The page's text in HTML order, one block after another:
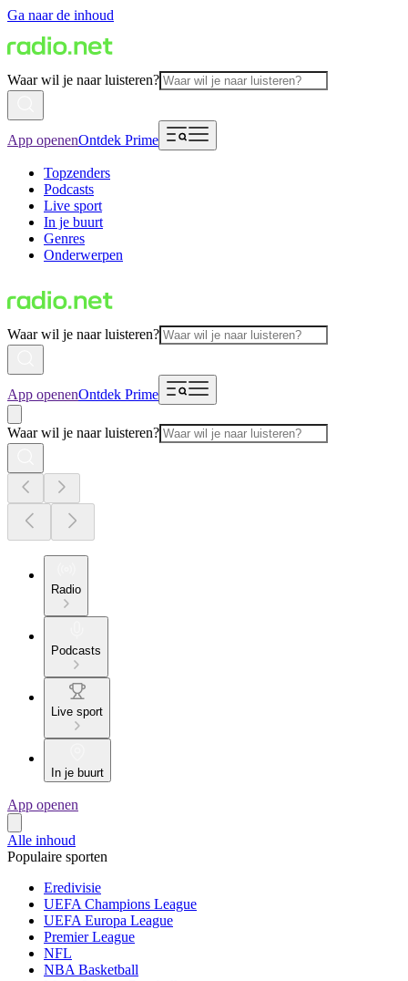
Ga naar de inhoud
Waar wil je naar luisteren?
App openenOntdek Prime
Topzenders
Podcasts
Live sport
In je buurt
Genres
Onderwerpen
Waar wil je naar luisteren?
App openenOntdek Prime
Waar wil je naar luisteren?
Radio
Podcasts
Live sport
In je buurt
App openen
Alle inhoud
Populaire sporten
Eredivisie
UEFA Champions League
UEFA Europa League
Premier League
NFL
NBA Basketball